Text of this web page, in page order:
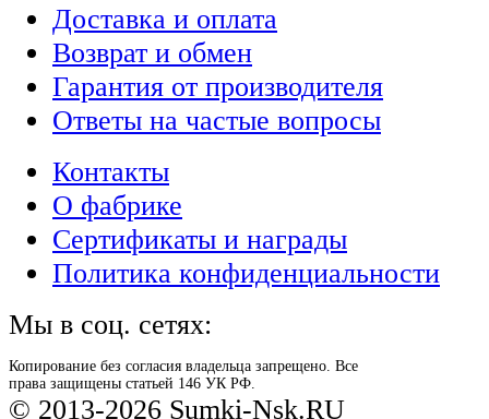
Доставка и оплата
Возврат и обмен
Гарантия от производителя
Ответы на частые вопросы
Контакты
О фабрике
Сертификаты и награды
Политика конфиденциальности
Мы в соц. сетях:
Копирование без согласия владельца запрещено. Все
права защищены статьей 146 УК РФ.
© 2013-2026 Sumki-Nsk.RU